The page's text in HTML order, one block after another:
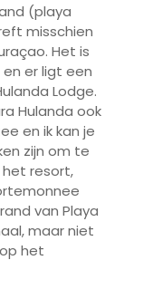
(playa
misschien
Het is
er ligt een
Lodge.
Hulanda ook
en ik kan je
zijn om te
resort,
van Playa
maar niet
het